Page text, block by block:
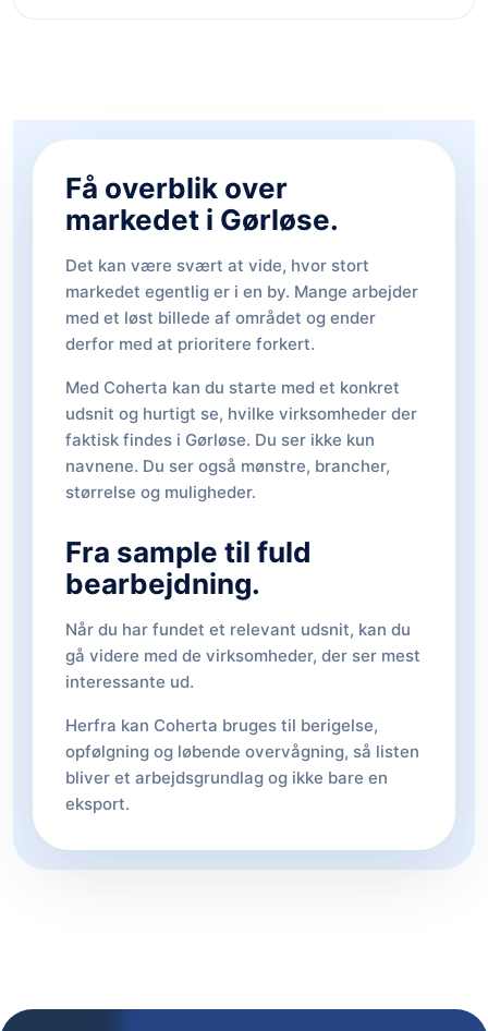
Få overblik over
markedet i Gørløse.
Det kan være svært at vide, hvor stort
markedet egentlig er i en by. Mange arbejder
med et løst billede af området og ender
derfor med at prioritere forkert.
Med Coherta kan du starte med et konkret
udsnit og hurtigt se, hvilke virksomheder der
faktisk findes i Gørløse. Du ser ikke kun
navnene. Du ser også mønstre, brancher,
størrelse og muligheder.
Fra sample til fuld
bearbejdning.
Når du har fundet et relevant udsnit, kan du
gå videre med de virksomheder, der ser mest
interessante ud.
Herfra kan Coherta bruges til berigelse,
opfølgning og løbende overvågning, så listen
bliver et arbejdsgrundlag og ikke bare en
eksport.